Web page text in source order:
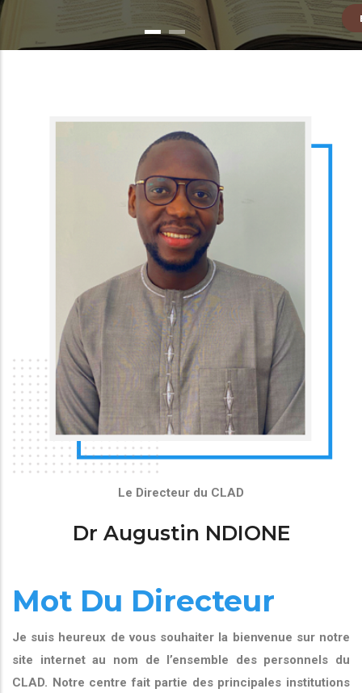
Le Directeur du CLAD
Dr Augustin NDIONE
Mot Du Directeur
Je suis heureux de vous souhaiter la bienvenue sur notre
site internet au nom de l’ensemble des personnels du
CLAD. Notre centre fait partie des principales institutions